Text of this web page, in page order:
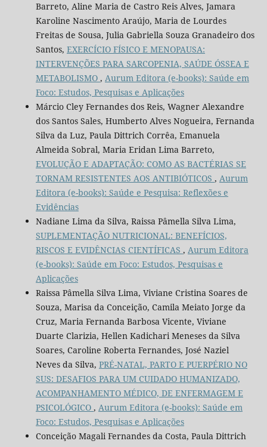
Barreto, Aline Maria de Castro Reis Alves, Jamara
Karoline Nascimento Araújo, Maria de Lourdes
Freitas de Sousa, Julia Gabriella Souza Granadeiro dos
Santos, EXERCÍCIO FÍSICO E MENOPAUSA:
INTERVENÇÕES PARA SARCOPENIA, SAÚDE ÓSSEA E
METABOLISMO , Aurum Editora (e-books): Saúde em
Foco: Estudos, Pesquisas e Aplicações
Márcio Cley Fernandes dos Reis, Wagner Alexandre
dos Santos Sales, Humberto Alves Nogueira, Fernanda
Silva da Luz, Paula Dittrich Corrêa, Emanuela
Almeida Sobral, Maria Eridan Lima Barreto,
EVOLUÇÃO E ADAPTAÇÃO: COMO AS BACTÉRIAS SE
TORNAM RESISTENTES AOS ANTIBIÓTICOS , Aurum
Editora (e-books): Saúde e Pesquisa: Reflexões e
Evidências
Nadiane Lima da Silva, Raissa Pâmella Silva Lima,
SUPLEMENTAÇÃO NUTRICIONAL: BENEFÍCIOS,
RISCOS E EVIDÊNCIAS CIENTÍFICAS , Aurum Editora
(e-books): Saúde em Foco: Estudos, Pesquisas e
Aplicações
Raissa Pâmella Silva Lima, Viviane Cristina Soares de
Souza, Marisa da Conceição, Camila Meiato Jorge da
Cruz, Maria Fernanda Barbosa Vicente, Viviane
Duarte Clarizia, Hellen Kadichari Meneses da Silva
Soares, Caroline Roberta Fernandes, José Naziel
Neves da Silva, PRÉ-NATAL, PARTO E PUERPÉRIO NO
SUS: DESAFIOS PARA UM CUIDADO HUMANIZADO,
ACOMPANHAMENTO MÉDICO, DE ENFERMAGEM E
PSICOLÓGICO , Aurum Editora (e-books): Saúde em
Foco: Estudos, Pesquisas e Aplicações
Conceição Magali Fernandes da Costa, Paula Dittrich